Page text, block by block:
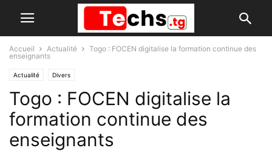
Accueil Actualité
Togo : FOCEN digitalise la formation continue des
enseignants
Actualité Divers
Togo : FOCEN digitalise la
formation continue des
enseignants